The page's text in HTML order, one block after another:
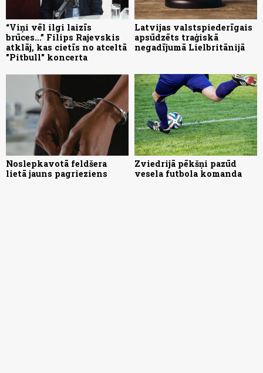
“Viņi vēl ilgi laizīs
brūces...” Filips Rajevskis
atklāj, kas cietīs no atceltā
"Pitbull" koncerta
Latvijas valstspiederīgais
apsūdzēts traģiskā
negadījumā Lielbritānijā
Noslepkavotā feldšera
lietā jauns pagrieziens
Zviedrijā pēkšņi pazūd
vesela futbola komanda